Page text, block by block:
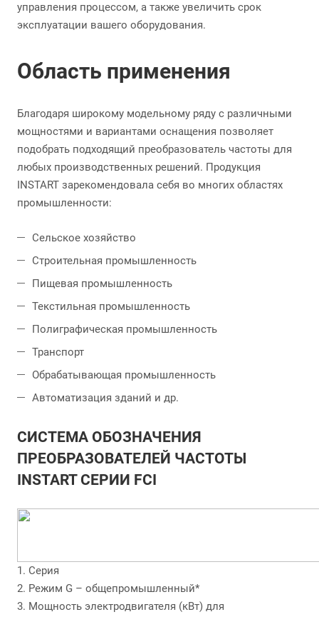
управления процессом, а также увеличить срок
эксплуатации вашего оборудования.
Область применения
Благодаря широкому модельному ряду с различными
мощностями и вариантами оснащения позволяет
подобрать подходящий преобразователь частоты для
любых производственных решений. Продукция
INSTART зарекомендовала себя во многих областях
промышленности:
Сельское хозяйство
Строительная промышленность
Пищевая промышленность
Текстильная промышленность
Полиграфическая промышленность
Транспорт
Обрабатывающая промышленность
Автоматизация зданий и др.
СИСТЕМА ОБОЗНАЧЕНИЯ
ПРЕОБРАЗОВАТЕЛЕЙ ЧАСТОТЫ
INSTART СЕРИИ FCI
1. Серия
2. Режим G – общепромышленный*
3. Мощность электродвигателя (кВт) для